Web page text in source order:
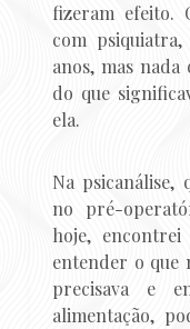
fizeram efeito.
com
anos, mas
do que
ela.
Na
no pré-
hoje,
entender o que
precisava e
alimentação,